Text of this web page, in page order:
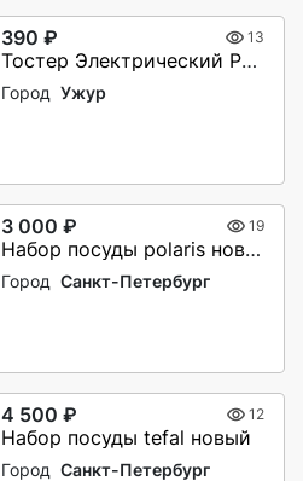
390 ₽ 13
Тостер Электрический Philips HD2596
Город Ужур
3 000 ₽ 19
Набор посуды polaris новый
Город Санкт-Петербург
4 500 ₽ 12
Набор посуды tefal новый
Город Санкт-Петербург